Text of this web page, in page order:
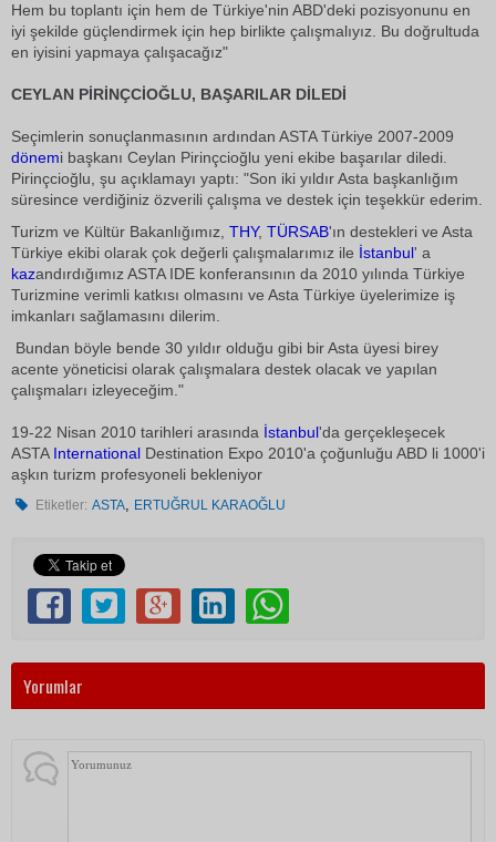
Hem bu toplantı için hem de Türkiye'nin ABD'deki pozisyonunu en
iyi şekilde güçlendirmek için hep birlikte çalışmalıyız. Bu doğrultuda
en iyisini yapmaya çalışacağız"
CEYLAN PİRİNÇCİOĞLU, BAŞARILAR DİLEDİ
Seçimlerin sonuçlanmasının ardından ASTA Türkiye 2007-2009
dönemi başkanı Ceylan Pirinçcioğlu yeni ekibe başarılar diledi.
Pirinçcioğlu, şu açıklamayı yaptı: "Son iki yıldır Asta başkanlığım
süresince verdiğiniz özverili çalışma ve destek için teşekkür ederim.
Turizm ve Kültür Bakanlığımız, THY, TÜRSAB'ın destekleri ve Asta
Türkiye ekibi olarak çok değerli çalışmalarımız ile İstanbul' a
kazandırdığımız ASTA IDE konferansının da 2010 yılında Türkiye
Turizmine verimli katkısı olmasını ve Asta Türkiye üyelerimize iş
imkanları sağlamasını dilerim.
Bundan böyle bende 30 yıldır olduğu gibi bir Asta üyesi birey
acente yöneticisi olarak çalışmalara destek olacak ve yapılan
çalışmaları izleyeceğim."
19-22 Nisan 2010 tarihleri arasında İstanbul'da gerçekleşecek
ASTA International Destination Expo 2010'a çoğunluğu ABD li 1000'i
aşkın turizm profesyoneli bekleniyor
Etiketler: ASTA, ERTUĞRUL KARAOĞLU
Yorumlar